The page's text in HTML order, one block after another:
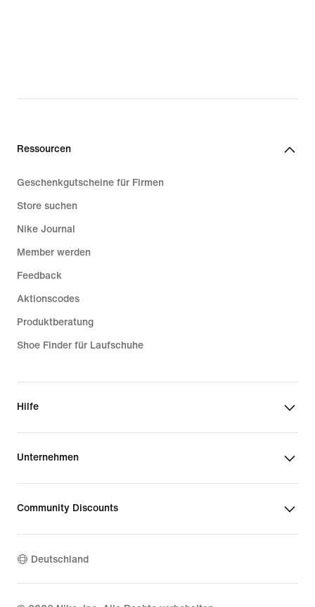
Ressourcen
Geschenkgutscheine für Firmen
Store suchen
Nike Journal
Member werden
Feedback
Aktionscodes
Produktberatung
Shoe Finder für Laufschuhe
Hilfe
Unternehmen
Community Discounts
Deutschland